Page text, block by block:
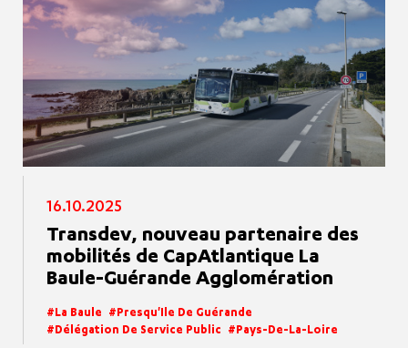
16.10.2025
Transdev, nouveau partenaire des
mobilités de CapAtlantique La
Baule-Guérande Agglomération
La Baule
Presqu'Ile De Guérande
Délégation De Service Public
Pays-De-La-Loire